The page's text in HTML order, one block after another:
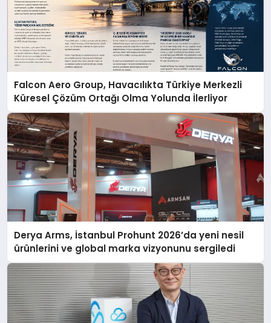
Falcon Aero Group, Havacılıkta Türkiye Merkezli
Küresel Çözüm Ortağı Olma Yolunda İlerliyor
Derya Arms, İstanbul Prohunt 2026’da yeni nesil
ürünlerini ve global marka vizyonunu sergiledi